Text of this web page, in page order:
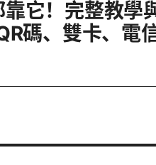
它！完整教學
碼、雙卡、電